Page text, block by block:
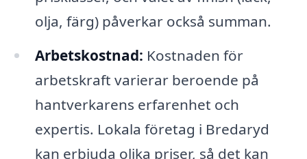
olja, färg) påverkar också summan.
Arbetskostnad: Kostnaden för
arbetskraft varierar beroende på
hantverkarens erfarenhet och
expertis. Lokala företag i Bredaryd
kan erbjuda olika priser, så det kan